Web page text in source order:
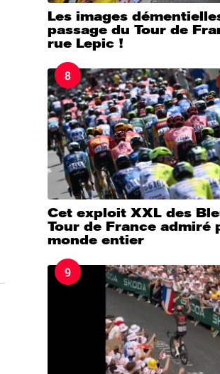
Les images
passage du Tour de
rue Lepic !
8
Cet exploit XXL des
Tour de France admiré
monde entier
9